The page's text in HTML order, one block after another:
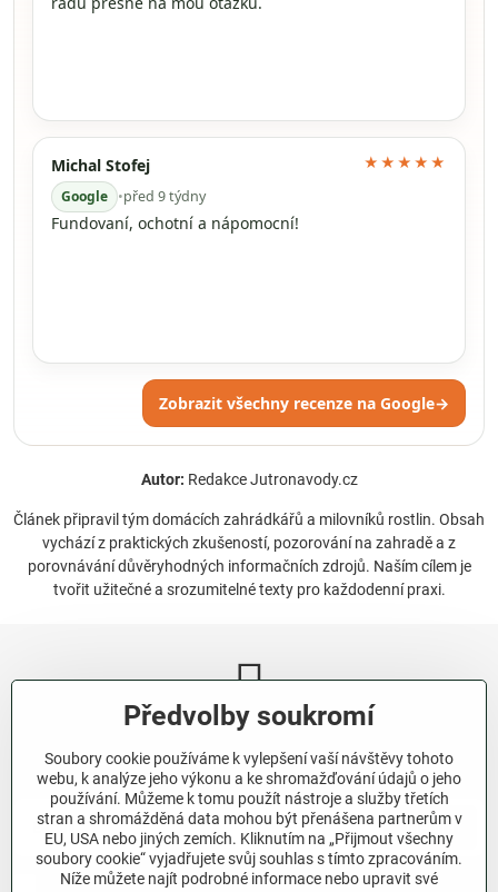
Michal Stofej
Google •před 9 týdny
★★★★★
Fundovaní, ochotní a nápomocní!
Zobrazit všechny recenze na Google→
Autor: Redakce Jutronavody.cz
Článek připravil tým domácích zahrádkářů a milovníků rostlin. Obsah
vychází z praktických zkušeností, pozorování na zahradě a z
porovnávání důvěryhodných informačních zdrojů. Naším cílem je
tvořit užitečné a srozumitelné texty pro každodenní praxi.
Newsletter
Odebírat naše novinky:
Odebírat
Chci se přihlásit k odběru novinek e-mailem.
Předvolby soukromí
Soubory cookie používáme k vylepšení vaší návštěvy tohoto
webu, k analýze jeho výkonu a ke shromažďování údajů o jeho
používání. Můžeme k tomu použít nástroje a služby třetích
stran a shromážděná data mohou být přenášena partnerům v
EU, USA nebo jiných zemích. Kliknutím na „Přijmout všechny
soubory cookie“ vyjadřujete svůj souhlas s tímto zpracováním.
Níže můžete najít podrobné informace nebo upravit své